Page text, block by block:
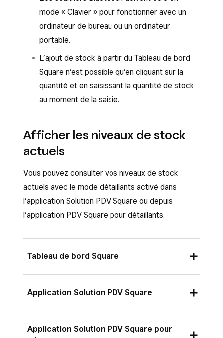
mode « Clavier » pour fonctionner avec un
ordinateur de bureau ou un ordinateur
portable.
L’ajout de stock à partir du Tableau de bord
Square n’est possible qu’en cliquant sur la
quantité et en saisissant la quantité de stock
au moment de la saisie.
Afficher les niveaux de stock
actuels
Vous pouvez consulter vos niveaux de stock
actuels avec le mode détaillants activé dans
l’application Solution PDV Square ou depuis
l’application PDV Square pour détaillants.
Tableau de bord Square
Connectez-vous au Tableau de bord Square
Filtrez par un ouplusieurs points de
Application Solution PDV Square
vente
Application Solution PDV Square pour